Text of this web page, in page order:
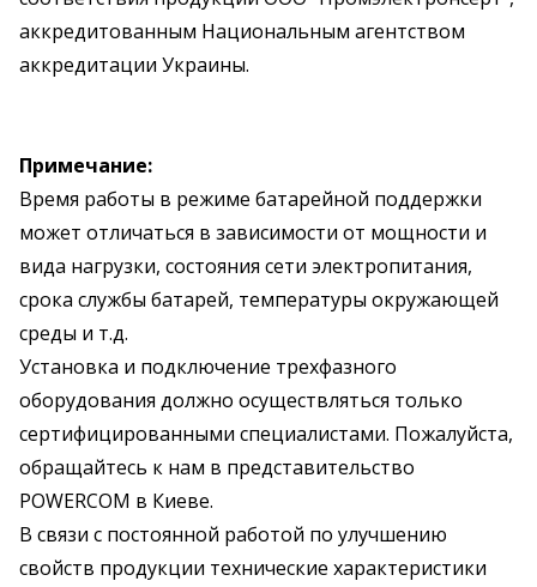
аккредитованным Национальным агентством
аккредитации Украины.
Примечание:
Время работы в режиме батарейной поддержки
может отличаться в зависимости от мощности и
вида нагрузки, состояния сети электропитания,
срока службы батарей, температуры окружающей
среды и т.д.
Установка и подключение трехфазного
оборудования должно осуществляться только
сертифицированными специалистами. Пожалуйста,
обращайтесь к нам в представительство
POWERCOM в Киеве.
В связи с постоянной работой по улучшению
свойств продукции технические характеристики